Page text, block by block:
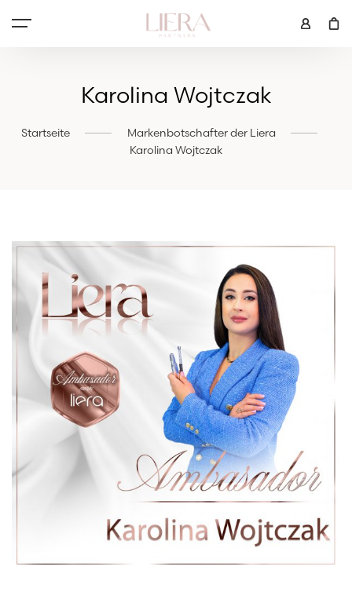
Karolina Wojtczak
Startseite
Markenbotschafter der Liera
Karolina Wojtczak